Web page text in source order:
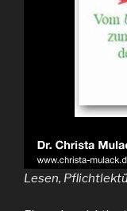
Lesen,